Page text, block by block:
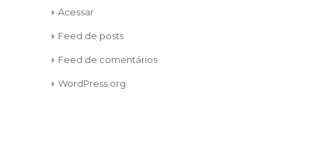
Acessar
Feed de posts
Feed de comentários
WordPress.org